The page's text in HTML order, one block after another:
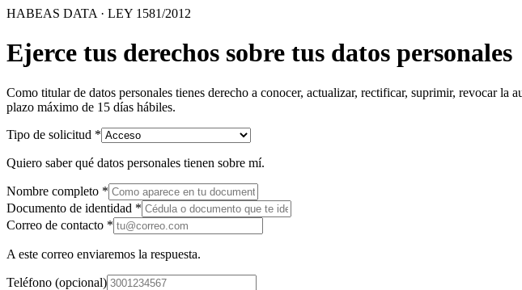
HABEAS DATA · LEY 1581/2012
Ejerce tus derechos sobre tus datos personales
Como titular de datos personales tienes derecho a conocer, actualizar, rectificar, suprimir, revocar
plazo máximo de 15 días hábiles.
Tipo de solicitud *
Quiero saber qué datos personales tienen sobre mí.
Nombre completo *
Documento de identidad *
Correo de contacto *
A este correo enviaremos la respuesta.
Teléfono (opcional)